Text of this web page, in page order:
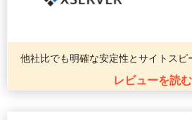
他社比でも明確な安定性とサイトスピ
レビューを読む